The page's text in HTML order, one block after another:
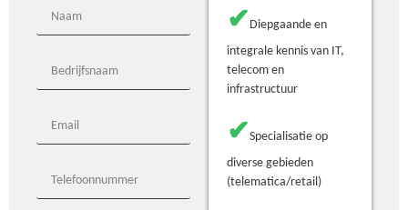
✔ Diepgaande en
integrale kennis van IT,
telecom en
infrastructuur
✔Specialisatie op
diverse gebieden
(telematica/retail)